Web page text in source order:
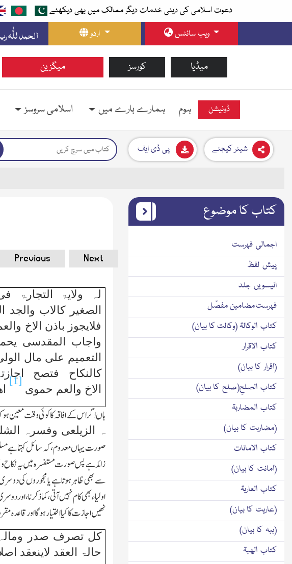
دعوت اسلامی کی دینی خدمات دیگر ممالک میں بھی دیکھئے
اردو
ویب سائٹس
میگزین کورسز میڈیا
ہوم ہمارے بارے میں اسلامی سروسز ڈونیشن
پی ڈی ایف شیئر کیجئے
Previous Next
لہ ولایۃ التجارۃ
الصغیر کالاب والجد
فلایجوز باذن الاخ
واجاب المقدسی
التعمیم علی مال
کالنکاح فتصح
الاخ والعم حموی
[1]
ہاں اگر اس کے افاقہ کا کوئی وقت
ہ الزیلعی وفسرہ
صورت یہاں معدوم،کہ سائل کہتاہے
زائد ہے پس صورت مستفسرہ میں یہ نکاح
سے بھی ظاہر ہوتاہے یا محجوروں کی
اولیاء بھی کام نہیں
نھیں اجازت کا کیا اختیار ہوگا اور قاعدہ
کل تصرف صدر
حالۃ العقد لاینعقد
کتاب کا موضوع
اجمالی فہرست
پیش لفظ
انیسویں جلد
فہرست مضامین مفصّل
کتاب الوکالۃ (وکالت کا بیان)
کتاب الاقرار
(اقرار کا بیان)
کتاب الصلحِ(صلح کا بیان)
کتاب المضاربۃ
(مضاربت کا بیان)
کتاب الامانات
(امانت کا بیان)
کتاب العاریۃ
(عاریت کا بیان)
(ہبہ کا بیان)
کتاب الھبۃ